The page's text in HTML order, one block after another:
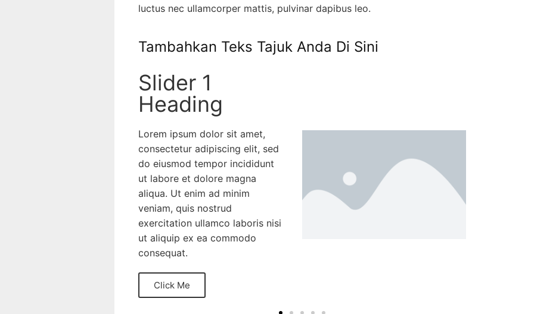
luctus nec ullamcorper mattis, pulvinar dapibus leo.
Tambahkan Teks Tajuk Anda Di Sini
Slider 1
Heading
Lorem ipsum dolor sit amet,
consectetur adipiscing elit, sed
do eiusmod tempor incididunt
ut labore et dolore magna
aliqua. Ut enim ad minim
veniam, quis nostrud
exercitation ullamco laboris nisi
ut aliquip ex ea commodo
consequat.
Click Me
Lorem ipsum dolor
aliqua. Ut enim ad
veniam, quis